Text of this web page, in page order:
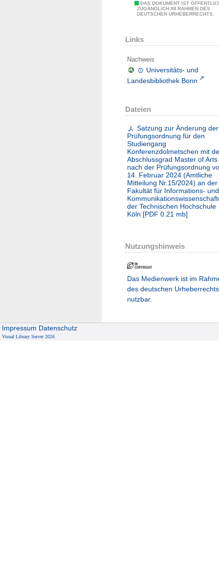
DAS DOKUMENT IST
ZUGÄNGLICH IM RAHMEN DES
DEUTSCHEN URHEBERRECHTS.
Links
Nachweis
Universitäts- und
Landesbibliothek Bonn
Dateien
Satzung zur Änderung der
Prüfungsordnung für den
Studiengang
Konferenzdolmetschen mit
Abschlussgrad Master of Arts
nach der Prüfungsordnung
14. Februar 2024 (Amtliche
Mitteilung Nr.15/2024) an der
Fakultät für Informations- und
der Technischen Hochschule
Köln [PDF 0.21 mb]
Nutzungshinweis
Das Medienwerk ist im
des deutschen Urheberrechts
nutzbar.
Impressum Datenschutz
Visual Library Server 2026